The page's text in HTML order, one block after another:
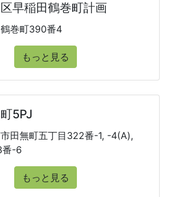
早稲田鶴巻町計画
巻町390番4
もっと見る
5PJ
田無町五丁目322番-1, -4(A),
番-6
もっと見る